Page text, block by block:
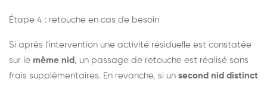
Étape 4 : retouche en cas de besoin
Si après l'intervention une activité résiduelle est constatée
sur le même nid , un passage de retouche est réalisé sans
frais supplémentaires. En revanche, si un second nid distinct